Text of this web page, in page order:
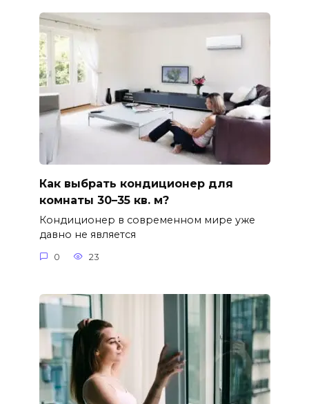
Как выбрать кондиционер для
комнаты 30–35 кв. м?
Кондиционер в современном мире уже
давно не является
0 23